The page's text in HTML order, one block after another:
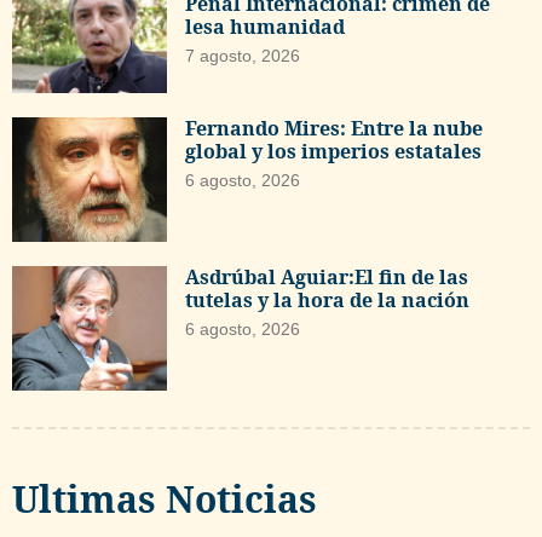
lesa humanidad
7 agosto, 2026
Fernando Mires: Entre la nube
global y los imperios estatales
6 agosto, 2026
Asdrúbal Aguiar:El fin de las
tutelas y la hora de la nación
6 agosto, 2026
Ultimas Noticias